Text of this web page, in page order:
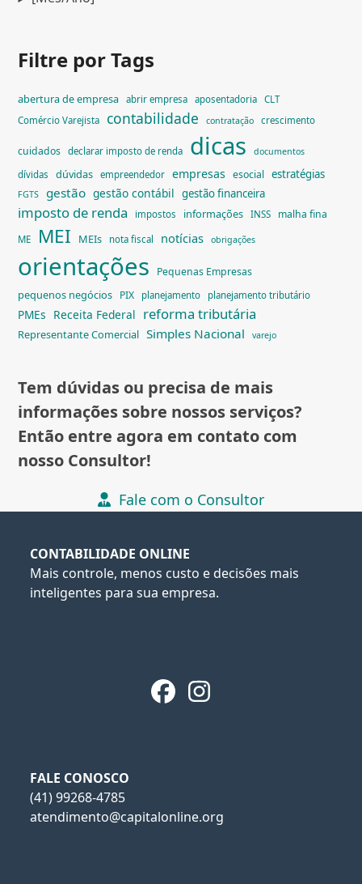
Filtre por Tags
abertura de empresa abrir empresa aposentadoria
CLT
Comércio Varejista
contabilidade contratação crescimento
cuidados declarar imposto de renda dicas documentos
dívidas dúvidas empreendedor empresas esocial estratégias
FGTS gestão gestão contábil gestão financeira
imposto de renda impostos informações INSS malha fina
ME MEI MEIs nota fiscal notícias obrigações
orientações Pequenas Empresas
pequenos negócios PIX planejamento planejamento tributário
PMEs Receita Federal reforma tributária
Representante Comercial Simples Nacional varejo
Tem dúvidas ou precisa de mais
informações sobre nossos serviços?
Então entre agora em contato com
nosso Consultor!
Fale com o Consultor
CONTABILIDADE ONLINE
Mais controle, menos custo e decisões mais
inteligentes para sua empresa.
Facebook
Instagram
FALE CONOSCO
(41) 99268-4785
atendimento@capitalonline.org